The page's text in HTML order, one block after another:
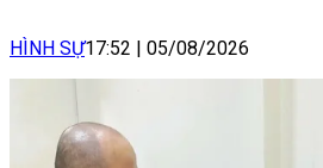
HÌNH SỰ17:52 05/08/2026